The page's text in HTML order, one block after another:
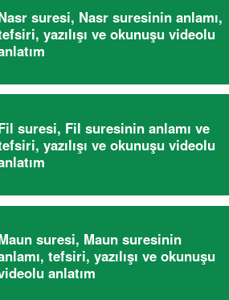
suresi, Nasr suresinin anlamı,
yazılışı ve okunuşu videolu
suresi, Fil suresinin anlamı ve
yazılışı ve okunuşu videolu
suresi, Maun suresinin
tefsiri, yazılışı ve okunuşu
anlatım